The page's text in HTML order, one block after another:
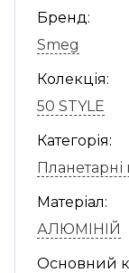
Бренд:
Smeg
Колекція:
50 STYLE
Категорія:
Планетарні
Матеріал:
АЛЮМІНІЙ
Основний